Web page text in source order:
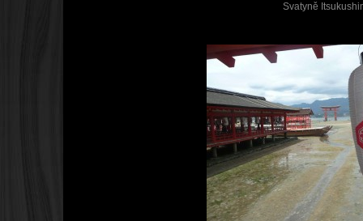
Svatyně